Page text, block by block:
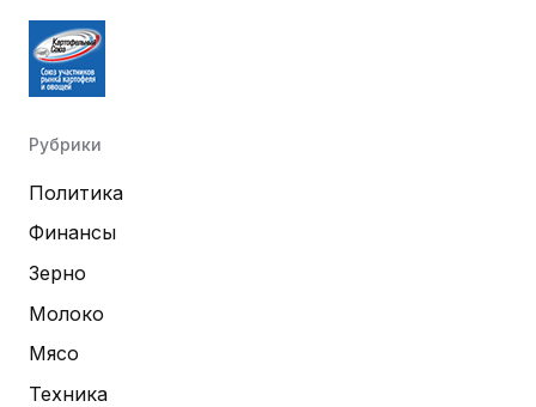
Рубрики
Политика
Финансы
Зерно
Молоко
Мясо
Техника